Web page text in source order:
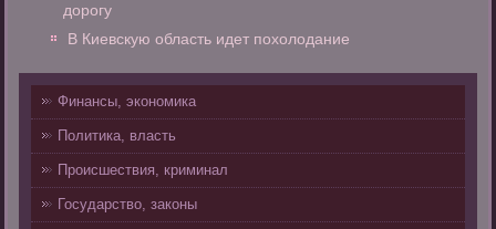
дорогу
В Киевскую область идет похолодание
Финансы, экономика
Политика, власть
Происшествия, криминал
Государство, законы